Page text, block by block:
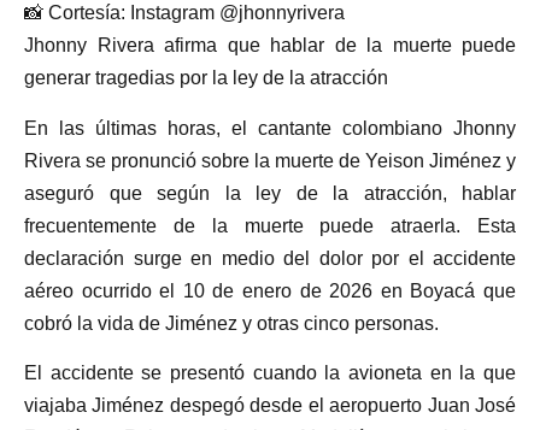
📸 Cortesía: Instagram @jhonnyrivera
Jhonny Rivera afirma que hablar de la muerte puede
generar tragedias por la ley de la atracción
En las últimas horas, el cantante colombiano Jhonny
Rivera se pronunció sobre la muerte de Yeison Jiménez y
aseguró que según la ley de la atracción, hablar
frecuentemente de la muerte puede atraerla. Esta
declaración surge en medio del dolor por el accidente
aéreo ocurrido el 10 de enero de 2026 en Boyacá que
cobró la vida de Jiménez y otras cinco personas.
El accidente se presentó cuando la avioneta en la que
viajaba Jiménez despegó desde el aeropuerto Juan José